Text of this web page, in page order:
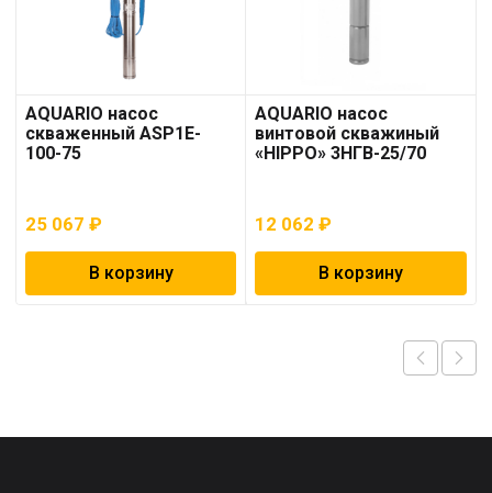
AQUARIO насос
скваженный ASP1E-
100-75
25 067 ₽
В корзину
AQUARIO насос
винтовой скважиный
«HIPPO» 3НГВ-25/70
12 062₽
В корзину